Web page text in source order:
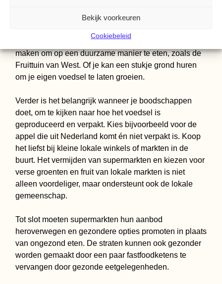
Bekijk voorkeuren
Cookiebeleid
door zo veel mogelijk hun eigen groenten en fruit te
leuke initiatieven in Amsterdam die het mogelijk
maken om op een duurzame manier te eten, zoals de
Fruittuin van West. Of je kan een stukje grond huren
om je eigen voedsel te laten groeien.
Verder is het belangrijk wanneer je boodschappen
doet, om te kijken naar hoe het voedsel is
geproduceerd en verpakt. Kies bijvoorbeeld voor de
appel die uit Nederland komt én niet verpakt is. Koop
het liefst bij kleine lokale winkels of markten in de
buurt. Het vermijden van supermarkten en kiezen voor
verse groenten en fruit van lokale markten is niet
alleen voordeliger, maar ondersteunt ook de lokale
gemeenschap.
Tot slot moeten supermarkten hun aanbod
heroverwegen en gezondere opties promoten in plaats
van ongezond eten. De straten kunnen ook gezonder
worden gemaakt door een paar fastfoodketens te
vervangen door gezonde eetgelegenheden.